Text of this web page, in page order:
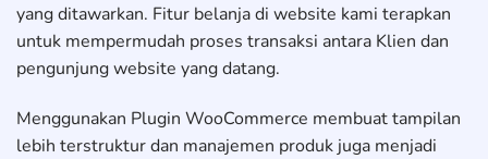
yang ditawarkan. Fitur belanja di website kami terapkan
untuk mempermudah proses transaksi antara Klien dan
pengunjung website yang datang.
Menggunakan Plugin WooCommerce membuat tampilan
lebih terstruktur dan manajemen produk juga menjadi